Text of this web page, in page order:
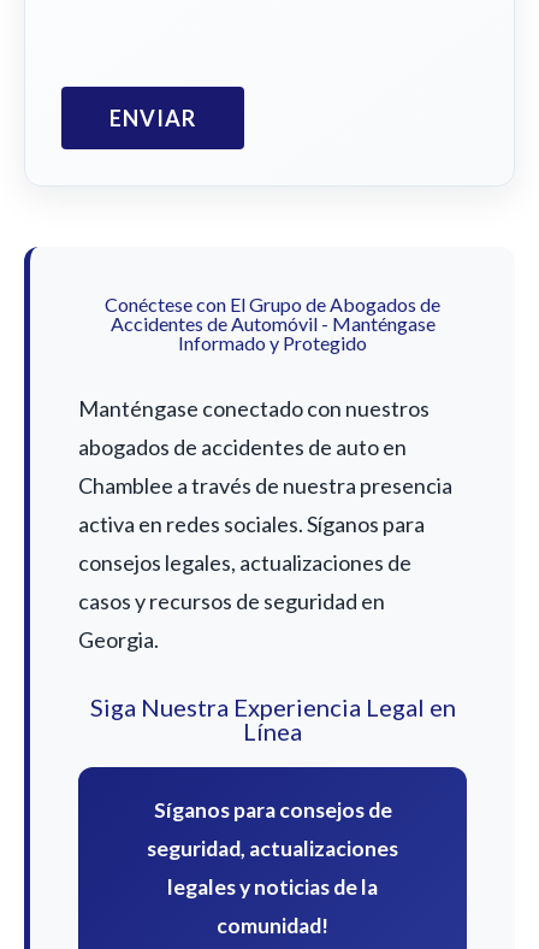
Conéctese con El Grupo de Abogados de
Accidentes de Automóvil - Manténgase
Informado y Protegido
Manténgase conectado con nuestros
abogados de accidentes de auto en
Chamblee a través de nuestra presencia
activa en redes sociales. Síganos para
consejos legales, actualizaciones de
casos y recursos de seguridad en
Georgia.
Siga Nuestra Experiencia Legal en
Línea
Síganos para consejos de
seguridad, actualizaciones
legales y noticias de la
comunidad!